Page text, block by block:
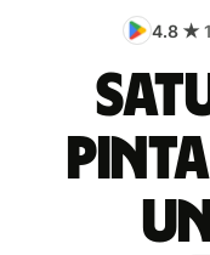
4.8 ★